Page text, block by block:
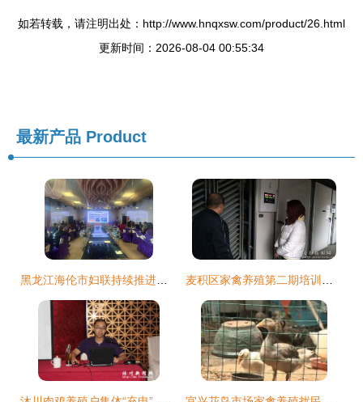
如若转载，请注明出处：http://www.hnqxsw.com/product/26.html
更新时间：2026-08-04 00:55:34
最新产品 Product